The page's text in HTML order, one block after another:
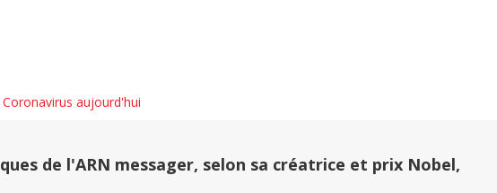
aujourd'hui
de l'ARN messager, selon sa créatrice et prix Nobel,